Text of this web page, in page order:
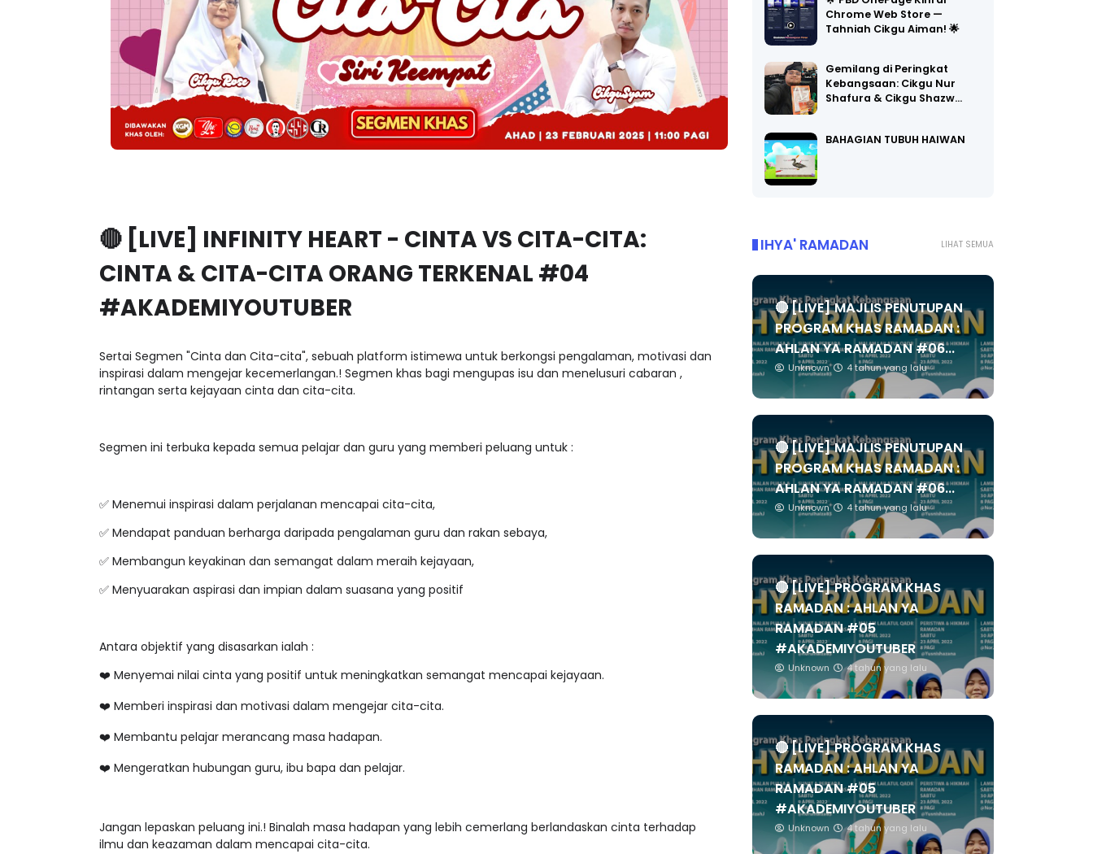
🔴 [LIVE] INFINITY HEART - CINTA VS CITA-CITA:
CINTA & CITA-CITA ORANG TERKENAL #04
#AKADEMIYOUTUBER
Sertai Segmen "Cinta dan Cita-cita", sebuah platform istimewa untuk berkongsi pengalaman, motivasi dan
inspirasi dalam mengejar kecemerlangan.! Segmen khas bagi mengupas isu dan menelusuri cabaran ,
rintangan serta kejayaan cinta dan cita-cita.
Segmen ini terbuka kepada semua pelajar dan guru yang memberi peluang untuk :
✅ Menemui inspirasi dalam perjalanan mencapai cita-cita,
✅ Mendapat panduan berharga daripada pengalaman guru dan rakan sebaya,
✅ Membangun keyakinan dan semangat dalam meraih kejayaan,
✅ Menyuarakan aspirasi dan impian dalam suasana yang positif
Antara objektif yang disasarkan ialah :
❤️ Menyemai nilai cinta yang positif untuk meningkatkan semangat mencapai kejayaan.
❤️ Memberi inspirasi dan motivasi dalam mengejar cita-cita.
❤️ Membantu pelajar merancang masa hadapan.
❤️ Mengeratkan hubungan guru, ibu bapa dan pelajar.
Jangan lepaskan peluang ini.! Binalah masa hadapan yang lebih cemerlang berlandaskan cinta terhadap
ilmu dan keazaman dalam mencapai cita-cita.
Chrome Web Store —
Tahniah Cikgu Aiman! 🌟
Gemilang di Peringkat
Kebangsaan: Cikgu Nur
Shafura & Cikgu Shazw…
BAHAGIAN TUBUH HAIWAN
LIHAT SEMUA
IHYA' RAMADAN
🔴 [LIVE] MAJLIS PENUTUPAN
PROGRAM KHAS RAMADAN :
AHLAN YA RAMADAN #06...
Unknown 4 tahun yang lalu
🔴 [LIVE] MAJLIS PENUTUPAN
PROGRAM KHAS RAMADAN :
AHLAN YA RAMADAN #06...
Unknown 4 tahun yang lalu
🔴 [LIVE] PROGRAM KHAS
RAMADAN : AHLAN YA
RAMADAN #05
#AKADEMIYOUTUBER
Unknown 4 tahun yang lalu
🔴 [LIVE] PROGRAM KHAS
RAMADAN : AHLAN YA
RAMADAN #05
#AKADEMIYOUTUBER
Unknown 4 tahun yang lalu